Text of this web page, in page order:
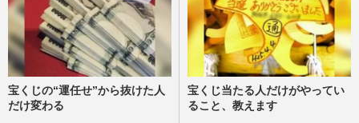
宝くじの“運任せ”から抜けた人
だけ変わる
宝くじ当たる人だけがやってい
ること、教えます